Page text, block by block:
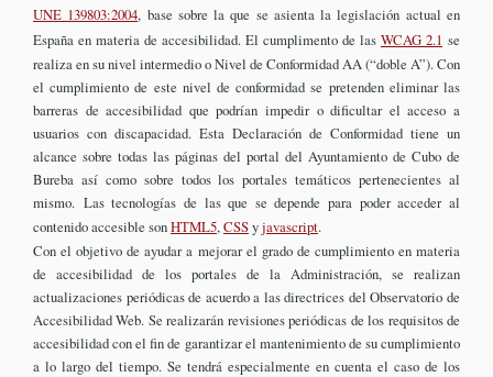
UNE 139803:2004, base sobre la que se asienta la legislación actual en
España en materia de accesibilidad. El cumplimento de las WCAG 2.1 se
realiza en su nivel intermedio o Nivel de Conformidad AA (“doble A”). Con
el cumplimiento de este nivel de conformidad se pretenden eliminar las
barreras de accesibilidad que podrían impedir o dificultar el acceso a
usuarios con discapacidad. Esta Declaración de Conformidad tiene un
alcance sobre todas las páginas del portal del Ayuntamiento de Cubo de
Bureba así como sobre todos los portales temáticos pertenecientes al
mismo. Las tecnologías de las que se depende para poder acceder al
contenido accesible sonHTML5, CSSyjavascript.
Con el objetivo de ayudar a mejorar el grado de cumplimiento en materia
de accesibilidad de los portales de la Administración, se realizan
actualizaciones periódicas de acuerdo a las directrices del Observatorio de
Accesibilidad Web. Se realizarán revisiones periódicas de los requisitos de
accesibilidad con el fin de garantizar el mantenimiento de su cumplimiento
a lo largo del tiempo. Se tendrá especialmente en cuenta el caso de los